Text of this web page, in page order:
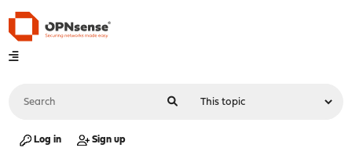
Log in Sign up